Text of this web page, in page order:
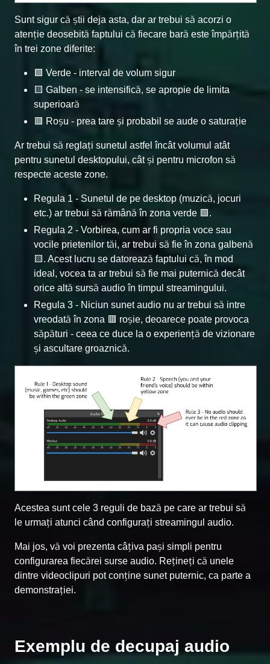
Sunt sigur că știi deja asta, dar ar trebui să acorzi o
atenție deosebită faptului că fiecare bară este împărțită
în trei zone diferite:
🟩 Verde - interval de volum sigur
🟨 Galben - se intensifică, se apropie de limita
superioară
🟥 Roșu - prea tare și probabil se aude o saturație
Ar trebui să reglați sunetul astfel încât volumul atât
pentru sunetul desktopului, cât și pentru microfon să
respecte aceste zone.
Regula 1 - Sunetul de pe desktop (muzică, jocuri
etc.) ar trebui să rămână în zona verde 🟩.
Regula 2 - Vorbirea, cum ar fi propria voce sau
vocile prietenilor tăi, ar trebui să fie în zona galbenă
🟨. Acest lucru se datorează faptului că, în mod
ideal, vocea ta ar trebui să fie mai puternică decât
orice altă sursă audio în timpul streamingului.
Regula 3 - Niciun sunet audio nu ar trebui să intre
vreodată în zona 🟥 roșie, deoarece poate provoca
săpături - ceea ce duce la o experiență de vizionare
și ascultare groaznică.
Acestea sunt cele 3 reguli de bază pe care ar trebui să
le urmați atunci când configurați streamingul audio.
Mai jos, vă voi prezenta câțiva pași simpli pentru
configurarea fiecărei surse audio. Rețineți că unele
dintre videoclipuri pot conține sunet puternic, ca parte a
demonstrației.
Exemplu de decupaj audio